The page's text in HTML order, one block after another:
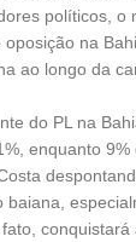
políticos, o
oposição na
ao longo da
do PL na
enquanto
baiana,
conquistará